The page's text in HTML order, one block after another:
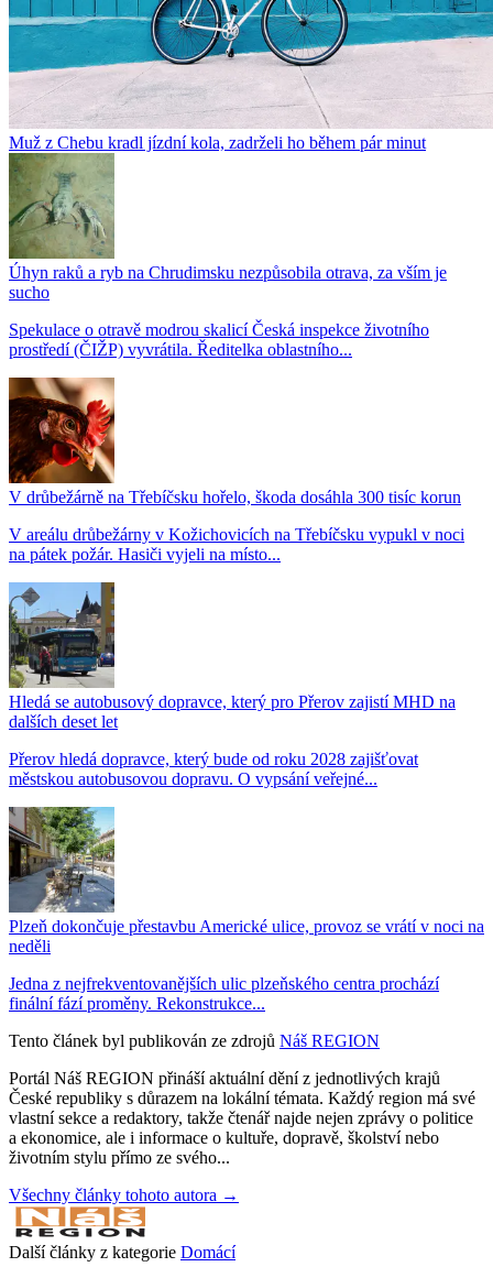
Muž z Chebu kradl jízdní kola, zadrželi ho během pár minut
Úhyn raků a ryb na Chrudimsku nezpůsobila otrava, za vším je
sucho
Spekulace o otravě modrou skalicí Česká inspekce životního
prostředí (ČIŽP) vyvrátila. Ředitelka oblastního...
V drůbežárně na Třebíčsku hořelo, škoda dosáhla 300 tisíc korun
V areálu drůbežárny v Kožichovicích na Třebíčsku vypukl v noci
na pátek požár. Hasiči vyjeli na místo...
Hledá se autobusový dopravce, který pro Přerov zajistí MHD na
dalších deset let
Přerov hledá dopravce, který bude od roku 2028 zajišťovat
městskou autobusovou dopravu. O vypsání veřejné...
Plzeň dokončuje přestavbu Americké ulice, provoz se vrátí v noci na
neděli
Jedna z nejfrekventovanějších ulic plzeňského centra prochází
finální fází proměny. Rekonstrukce...
Tento článek byl publikován ze zdrojů Náš REGION
Portál Náš REGION přináší aktuální dění z jednotlivých krajů
České republiky s důrazem na lokální témata. Každý region má své
vlastní sekce a redaktory, takže čtenář najde nejen zprávy o politice
a ekonomice, ale i informace o kultuře, dopravě, školství nebo
životním stylu přímo ze svého...
Všechny články tohoto autora →
Další články z kategorie Domácí